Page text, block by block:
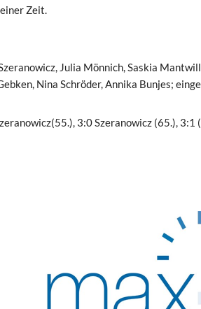
Zeit.
Julia Mönnich, Saskia
Nina Schröder, Annika Bunjes;
3:0 Szeranowicz (65.), 3:1